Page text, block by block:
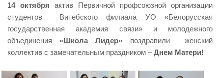
14 октября актив Первичной профсоюзной организации
студентов Витебского филиала УО «Белорусская
государственная академия связи» и молодежного
объединения«Школа Лидер» поздравили женский
коллектив с замечательным праздником –Днем Матери!